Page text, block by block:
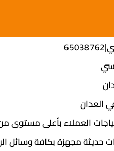
العدان
العملاء بأعلى مستوى
حديثة مجهزة بكافة وسائل